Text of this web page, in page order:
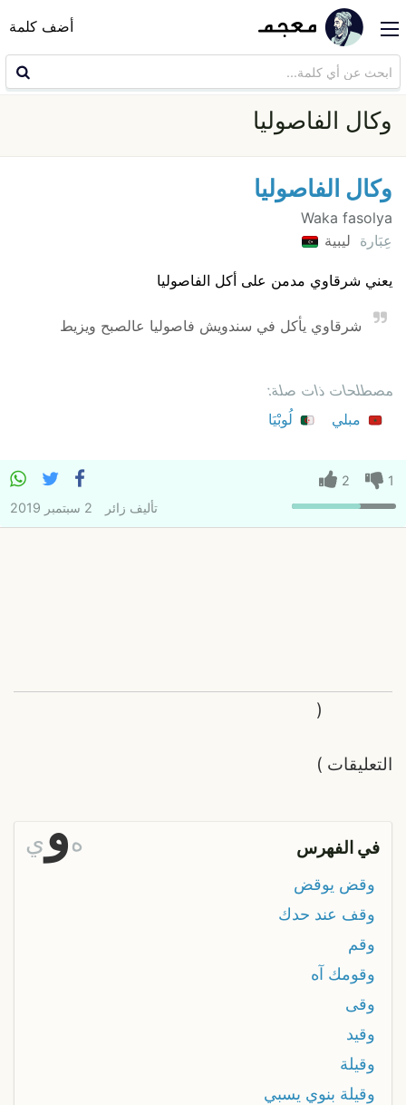
أضف كلمة
وكال الفاصوليا
وكال الفاصوليا
Waka fasolya
عِبَارة ليبية
يعني شرقاوي مدمن على أكل الفاصوليا
شرقاوي يأكل في سندويش فاصوليا عالصبح ويزيط
مصطلحات ذات صلة:
مبلي
لُوبْيَا
1
2
تأليف زائر 2 سبتمبر 2019
التعليقات
(
)
في الفهرس هو ي
وقض يوقض
وقف عند حدك
وقم
وقومك آه
وقى
وقيد
وقيلة
وقيلة بنوي يسبي